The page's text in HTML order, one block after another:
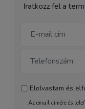
Iratkozz fel a
Elolvastam és
Az email címére és